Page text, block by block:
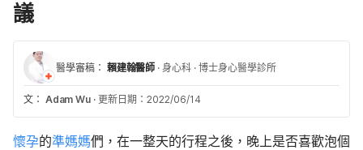
議
醫學審稿： 賴建翰醫師 · 身心科 · 博士身心醫學診所
文： Adam Wu · 更新日期：2022/06/14
懷孕的準媽媽們，在一整天的行程之後，晚上是否喜歡泡個